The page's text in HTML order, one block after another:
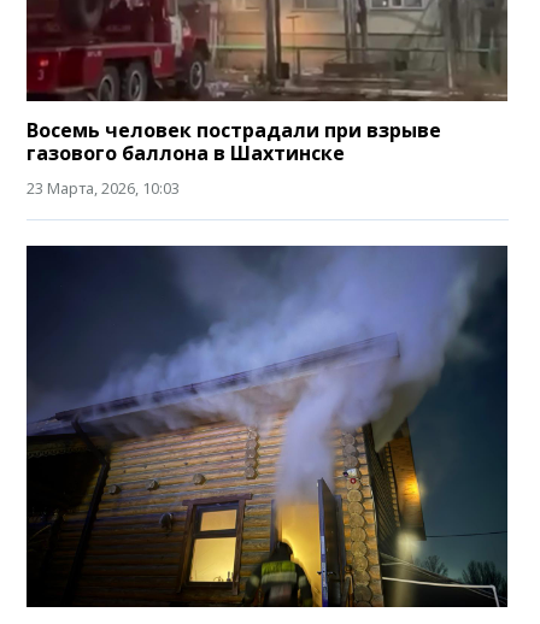
Восемь человек пострадали при взрыве
газового баллона в Шахтинске
23 Марта, 2026, 10:03